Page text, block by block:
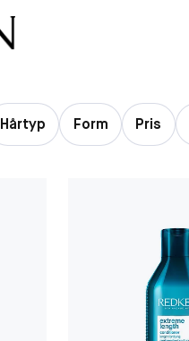
Hårtyp Form Pris